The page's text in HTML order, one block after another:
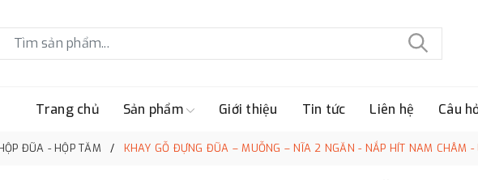
Trang chủ Sản phẩm Giới thiệu Tin tức Liên hệ Câu
ĐŨA - HỘP TĂM KHAY GỖ ĐỰNG ĐŨA – MUỖNG – NĨA 2 NGĂN - NẮP HÍT NAM CHÂM -